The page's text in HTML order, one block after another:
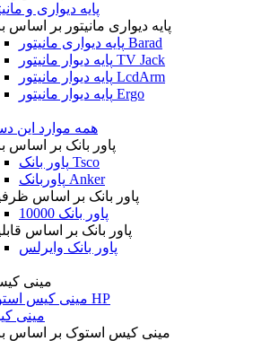
پایه دیواری و
پایه دیواری مانیتور بر اساس
پایه دیواری مانیتور Barad
پایه دیوار مانیتور TV Jack
پایه دیوار مانیتور LcdArm
پایه دیوار مانیتور Ergo
همه موارد این
پاور بانک بر اساس
پاور بانک Tsco
پاوربانک Anker
پاور بانک بر اساس
پاور بانک 10000
پاور بانک بر اساس
پاور بانک وایرلس
مینی
مینی کیس استوک HP
مینی
مینی کیس استوک بر اساس